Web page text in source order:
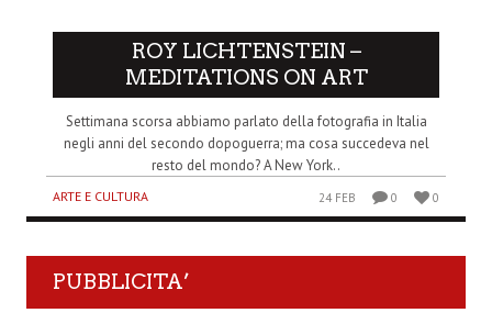
ROY LICHTENSTEIN –
MEDITATIONS ON ART
Settimana scorsa abbiamo parlato della fotografia in Italia
negli anni del secondo dopoguerra; ma cosa succedeva nel
resto del mondo? A New York..
ARTE E CULTURA 24 FEB 0 0
PUBBLICITA’